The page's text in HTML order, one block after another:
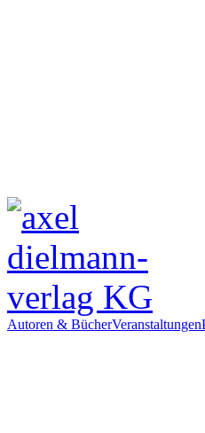
Autoren & BücherVeranstaltungen